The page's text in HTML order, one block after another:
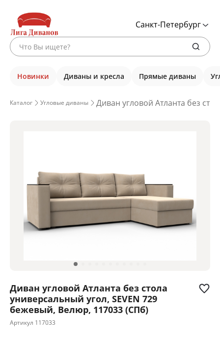
Санкт-Петербург
Новинки Диваны и кресла Прямые диваны
Каталог Угловые диваны Диван угловой Атланта без
Диван угловой Атланта без стола
универсальный угол, SEVEN 729
бежевый, Велюр, 117033 (СПб)
Артикул 117033